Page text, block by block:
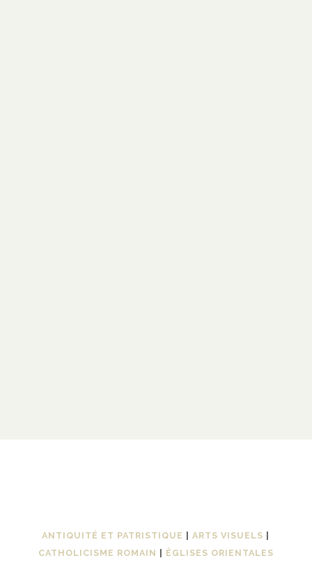
ANTIQUITÉ ET PATRISTIQUE |ARTS VISUELS
CATHOLICISME ROMAIN
ÉGLISES ORIENTALES